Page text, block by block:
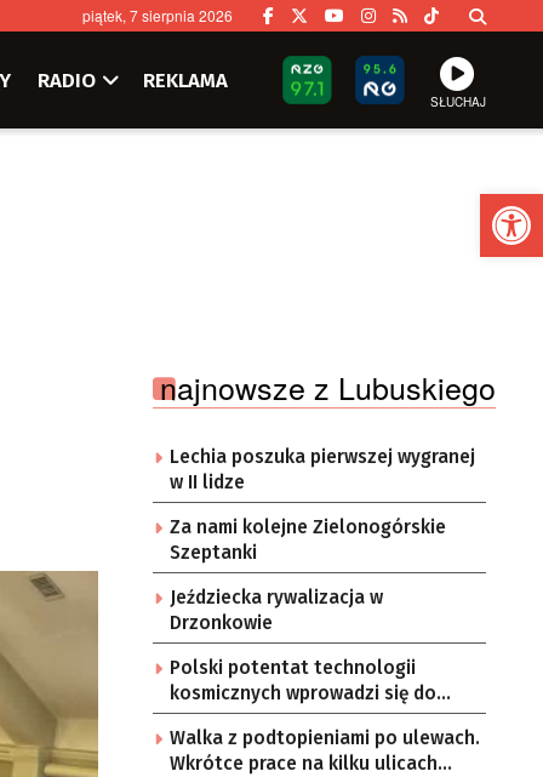
piątek, 7 sierpnia 2026
RADIO REKLAMA
SŁUCHAJ
najnowsze z Lubuskiego
Lechia poszuka pierwszej wygranej
w II lidze
Za nami kolejne Zielonogórskie
Szeptanki
Jeździecka rywalizacja w
Drzonkowie
Polski potentat technologii
kosmicznych wprowadzi się do
Zielonej Góry
Walka z podtopieniami po ulewach.
Wkrótce prace na kilku ulicach